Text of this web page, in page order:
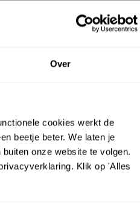
Over
cookies werkt de
beetje beter. We laten je
onze website te volgen.
Klik op 'Alles